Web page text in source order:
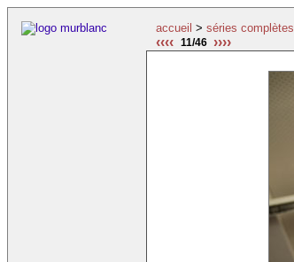
accueil > séries complètes
‹‹‹‹ 11/46 ››››